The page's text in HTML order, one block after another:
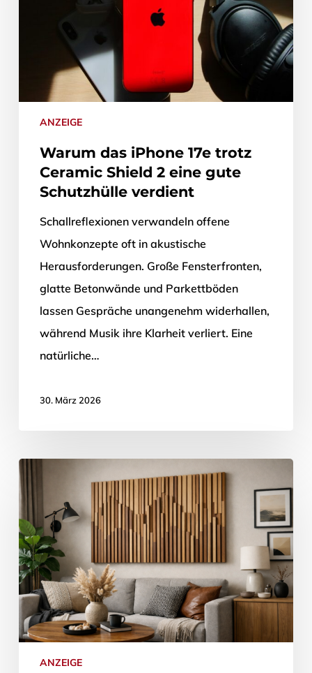
ANZEIGE
Warum das iPhone 17e trotz
Ceramic Shield 2 eine gute
Schutzhülle verdient
Schallreflexionen verwandeln offene
Wohnkonzepte oft in akustische
Herausforderungen. Große Fensterfronten,
glatte Betonwände und Parkettböden
lassen Gespräche unangenehm widerhallen,
während Musik ihre Klarheit verliert. Eine
natürliche…
30. März 2026
ANZEIGE